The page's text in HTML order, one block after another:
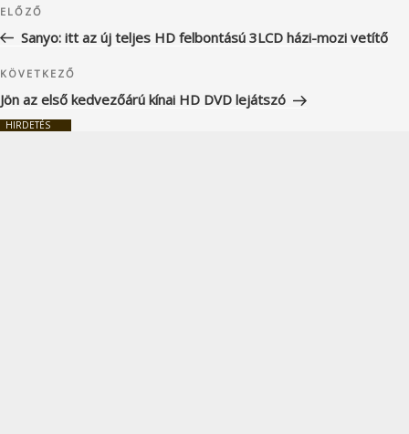
navigáció
Korábbi
bejegyzés
ELŐZŐ
Sanyo: itt az új teljes HD felbontású 3LCD házi-mozi vetítő
Következő
bejegyzés
KÖVETKEZŐ
Jön az első kedvezőárú kínai HD DVD lejátszó
HIRDETÉS